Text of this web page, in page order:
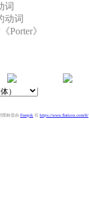
词
动词
Porter》
图标是由 Freepik 在 https://www.flaticon.com/fr/